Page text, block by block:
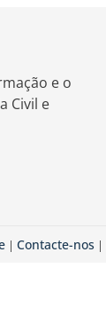
e o
Civil e
| Contacte-nos |